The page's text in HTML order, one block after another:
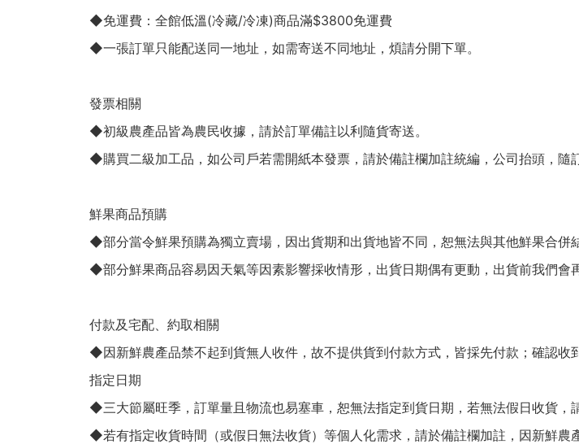
◆免運費：全館低溫(冷藏/冷凍)商品滿$3800免運費
◆一張訂單只能配送同一地址，如需寄送不同地址，煩請分開下單。
發票相關
◆初級農產品皆為農民收據，請於訂單備註以利隨貨寄送。
◆購買二級加工品，如公司戶若需開紙本發票，請於備註欄加註統編，公司抬頭，隨
鮮果商品預購
◆部分當令鮮果預購為獨立賣場，因出貨期和出貨地皆不同，恕無法與其他鮮果合併
◆部分鮮果商品容易因天氣等因素影響採收情形，出貨日期偶有更動，出貨前我們會
付款及宅配、約取相關
◆因新鮮農產品禁不起到貨無人收件，故不提供貨到付款方式，皆採先付款；確認收
指定日期
◆三大節屬旺季，訂單量且物流也易塞車，恕無法指定到貨日期，若無法假日收貨，
◆若有指定收貨時間（或假日無法收貨）等個人化需求，請於備註欄加註，因新鮮農